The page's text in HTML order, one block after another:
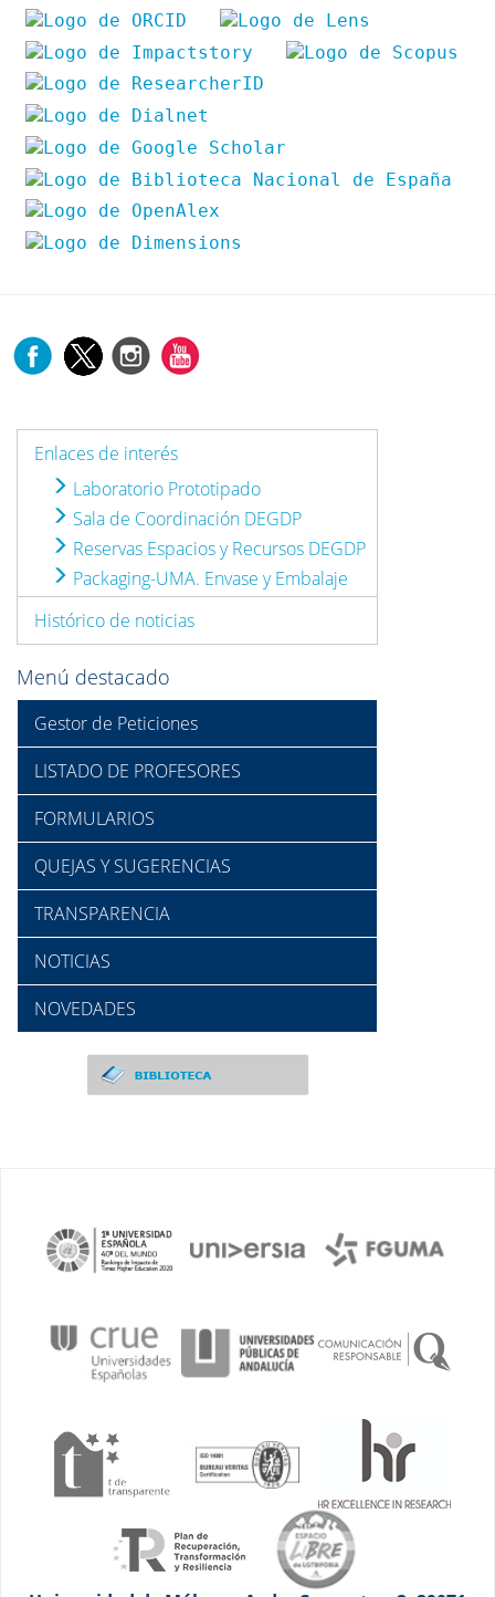
Enlaces de interés
Laboratorio Prototipado
Sala de Coordinación DEGDP
Reservas Espacios y Recursos DEGDP
Packaging-UMA. Envase y Embalaje
Histórico de noticias
Menú destacado
Gestor de Peticiones
LISTADO DE PROFESORES
FORMULARIOS
QUEJAS Y SUGERENCIAS
TRANSPARENCIA
NOTICIAS
NOVEDADES